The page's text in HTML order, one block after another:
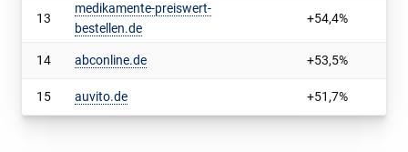
13
medikamente-preiswert-
bestellen.de
+54,4%
14 abconline.de +53,5%
15 auvito.de +51,7%